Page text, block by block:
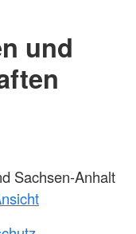
und
Sachsen-Anhalt